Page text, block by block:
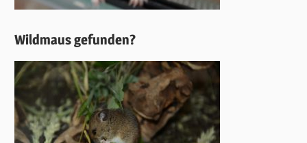
Wildmaus gefunden?